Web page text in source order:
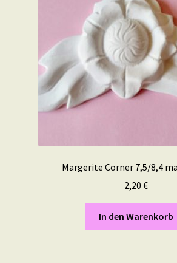
Margerite Corner 7,5/8,4
2,20 €
In den Warenkorb